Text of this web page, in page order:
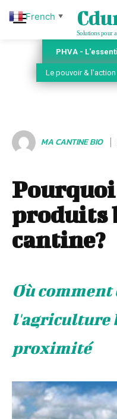
Solutions pour
PHVA -
Le pouvoir &
MA CANTINE BIO
produits
cantine?
Où
l'agriculture
proximité
French ▼